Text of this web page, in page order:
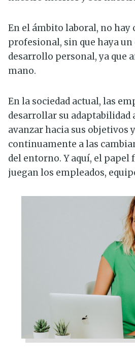
En el ámbito laboral, no hay
profesional, sin que haya un
desarrollo personal, ya que
mano.
En la sociedad actual, las
desarrollar su adaptabilidad
avanzar hacia sus objetivos
continuamente a las
del entorno. Y aquí, el papel
juegan los empleados,